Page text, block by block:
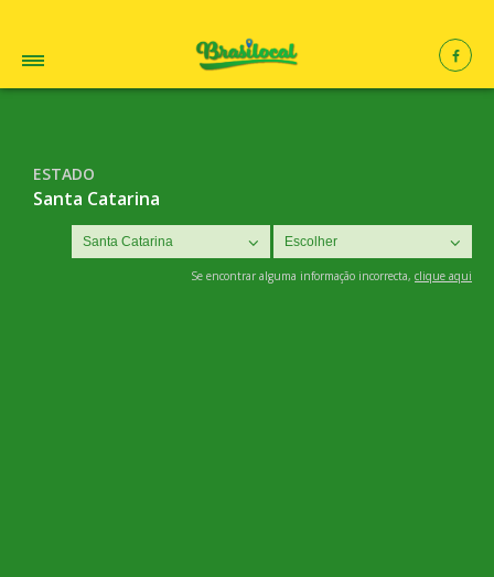
ESTADO
Santa Catarina
Se encontrar alguma informação incorrecta, clique aqui